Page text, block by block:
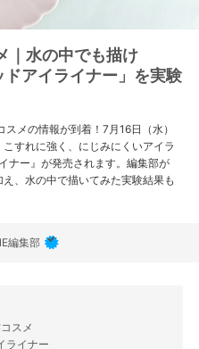
｜水の中でも描け
アイライナー」を実験
メの情報が到着！7月16日（水）
すれに強く、にじみにくいアイラ
ナー』が発売されます。編集部が
、水の中で描いてみた実験結果も
編集部
スメ
ライナー